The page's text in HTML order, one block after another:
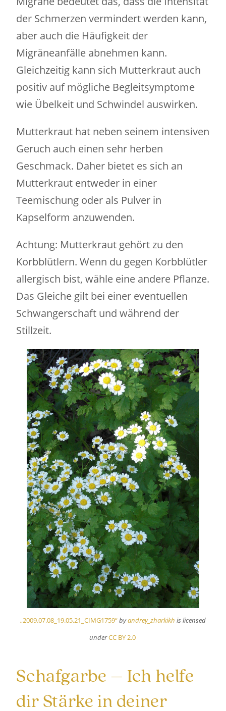
der Schmerzen vermindert werden kann,
aber auch die Häufigkeit der
Migräneanfälle abnehmen kann.
Gleichzeitig kann sich Mutterkraut auch
positiv auf mögliche Begleitsymptome
wie Übelkeit und Schwindel auswirken.
Mutterkraut hat neben seinem intensiven
Geruch auch einen sehr herben
Geschmack. Daher bietet es sich an
Mutterkraut entweder in einer
Teemischung oder als Pulver in
Kapselform anzuwenden.
Achtung: Mutterkraut gehört zu den
Korbblütlern. Wenn du gegen Korbblütler
allergisch bist, wähle eine andere Pflanze.
Das Gleiche gilt bei einer eventuellen
Schwangerschaft und während der
Stillzeit.
„2009.07.08_19.05.21_CIMG1759“byandrey_zharkikh is licensed
underCC BY 2.0
Schafgarbe – Ich helfe
dir Stärke in deiner